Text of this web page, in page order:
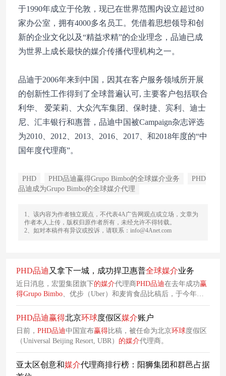
于1990年成立于伦敦，现已在世界范围内设立超过80
家办公室，拥有4000多名员工。凭借着思想领导和创
新的企业文化以及“精益求精”的企业理念，品迪已成
为世界上成长最快的媒介传播代理机构之一。
品迪于2006年来到中国，因其在客户服务领域所开展
的创新性工作得到了全球普遍认可, 主要客户包括联合
利华、 爱茉莉、大众汽车集团、保时捷、宾利、迪士
尼、汇丰银行和惠普，品迪中国被Campaign杂志评选
为2010、2012、2013、2016、2017、和2018年度的“中
国年度代理商”。
PHD PHD品迪赢得Grupo Bimbo的全球媒介业务
PHD
品迪成为Grupo Bimbo的全球媒介代理
1、该内容为作者独立观点，不代表4A广告网观点或立场，文章为
作者本人上传，版权归原作者所有，未经允许不得转载。
2、如对本稿件有异议或投诉，请联系：info@4Anet.com
PHD品迪 又拿下一城，成功捍卫惠普全球媒介业务
近日消息，宏盟集团旗下的媒介代理商PHD品迪在去年成功赢
得Grupo Bimbo、优步（Uber）和麦肯食品比稿后，于今年达
成了新的 合作。 在经历了三个月的激烈比稿之后，PHD品迪成
功最终赢得了惠普全球媒介业务，该机构将继续打理惠普
策略、策划及购买业务，其in-house
内部管理数字媒介 购买事务。 事实上，自2009年以来，PHD品
迪 一直在为惠普处理传统
PHD品迪赢得北京环球度假区媒介账户
日前， PHD品迪中国宣布赢得比稿，被任命为北京环球度假区
（Universal Beijing Resort, UBR） 的媒介代理商。
亚太区创意和媒介代理商排行榜：阳狮集团和群邑占据